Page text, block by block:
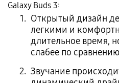
Galaxy Buds 3:
Открытый дизайн
легкими и
длительное время,
слабее по
Звучание